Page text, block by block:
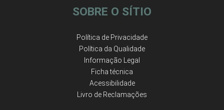
SOBRE O SÍTIO
Política de Privacidade
Política da Qualidade
Informação Legal
Ficha técnica
Acessibilidade
Livro de Reclamações